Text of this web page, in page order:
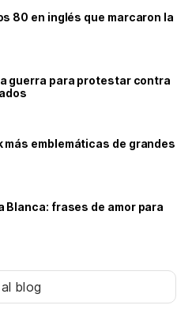
80 en inglés que marcaron la
guerra para protestar contra
emblemáticas de grandes
Blanca: frases de amor para
blog